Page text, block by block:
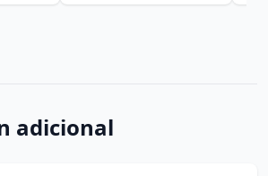
adicional